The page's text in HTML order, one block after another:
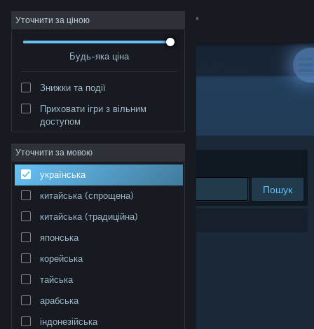
Увійти
Крамниця
Інформація
Підтримка
Змінити мову
Переглянути повну версію
Уточнити за ціною
Будь-яка ціна
Знижки та події
Приховати ігри з вільним
доступом
Уточнити за мовою
українська
китайська (спрощена)
китайська (традиційна)
японська
корейська
тайська
арабська
індонезійська
"chainmonsters"
Упорядкувати за доречністю
Пошук
Результатів вашого пошуку: 0.